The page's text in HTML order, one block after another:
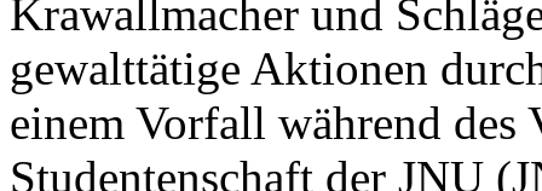
Krawallmacher und
gewalttätige Aktionen
einem Vorfall während des
Studentenschaft der JNU